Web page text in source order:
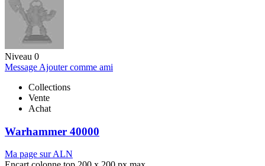
Niveau 0
Message Ajouter comme ami
Collections
Vente
Achat
Warhammer 40000
Ma page sur ALN